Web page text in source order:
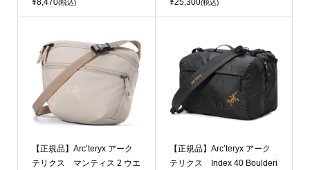
(税込) (税込)
【正規品】Arc’teryx アーク
テリクス マンティス 2 ウエ
【正規品】Arc’teryx アーク
テリクス Index 40 Boulderi